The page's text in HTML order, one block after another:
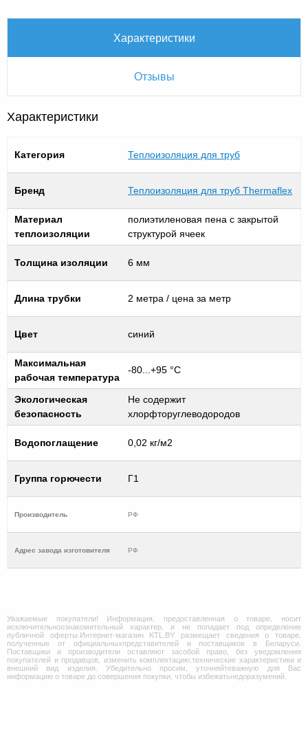
Характеристики
Отзывы
Характеристики
Категория Теплоизоляция для труб
Бренд Теплоизоляция для труб Thermaflex
Материал
теплоизоляции
полиэтиленовая пена с закрытой
структурой ячеек
Толщина изоляции 6 мм
Длина трубки 2 метра / цена за метр
Цвет синий
Максимальная
рабочая температура
-80...+95 °С
Экологическая
безопасность
Не содержит
хлорфторуглеводородов
Водопоглащение 0,02 кг/м2
Группа горючести Г1
Производитель РФ
Адрес завода изготовителя РФ
Уважаемые покупатели! Информация, предоставленная о товаре, носит
исключительноознакомительный характер, и не попадает под определение
публичной оферты.Интернет-магазин KTL.BY размещает сведения о товаре,
полученные от официальныхпредставителей и поставщиков в Беларуси.
Поставщики и производители оставляют засобой право, без уведомления
покупателей и продавцов, изменить комплектацию,технические характеристики и
внешний вид изделия. Убедительно просим, уточняйтеважную для Вас
информацию о товаре до совершения покупки, чтобы избежатьнедоразумений.